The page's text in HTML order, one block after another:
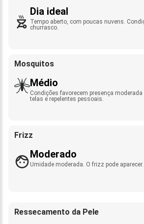
Dia ideal
Tempo aberto, com poucas nuvens.
churrasco.
Mosquitos
Médio
Condições favorecem presença
telas e repelentes pessoais.
Frizz
Moderado
Umidade moderada. O frizz pode aparecer.
Ressecamento da Pele